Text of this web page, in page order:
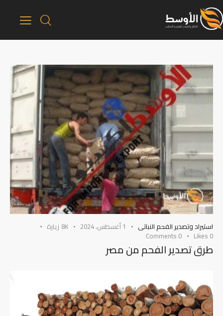
استيراد وتصدير الفحم النباتى 1 أغسطس، 2024 8K زيارة
0
Likes
0
Comments
طرق تصدير الفحم من مصر